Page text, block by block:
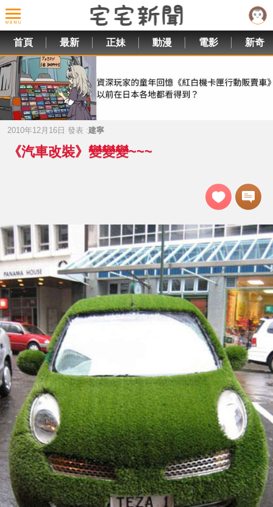
首頁 最新 正妹 動漫 電影 新奇
2010年12月16日 發表 :建寧
《汽車改裝》變變變~~~